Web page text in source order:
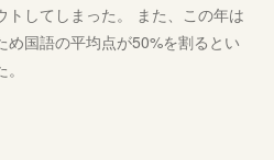
トしてしまった。 また、この年は
め国語の平均点が50%を割るとい